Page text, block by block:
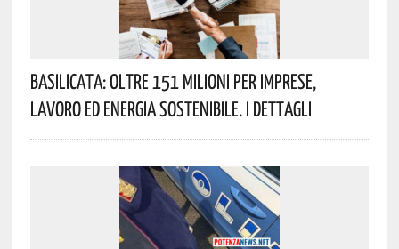
Basilicata: Oltre 151 Milioni Per Imprese,
Lavoro Ed Energia Sostenibile. I Dettagli